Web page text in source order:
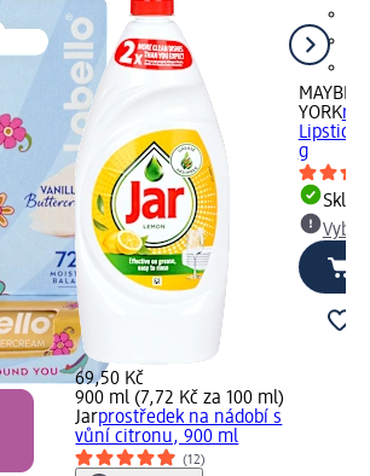
69,50 Kč
900 ml (7,72 Kč za 100 ml)
Jarprostředek na nádobí s
vůní citronu, 900 ml
(12)
YORK
Lipstick,
g